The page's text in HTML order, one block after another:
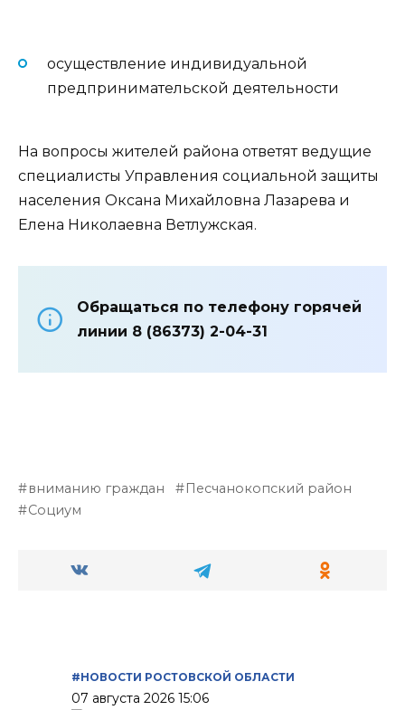
осуществление индивидуальной
предпринимательской деятельности
На вопросы жителей района ответят ведущие
специалисты Управления социальной защиты
населения Оксана Михайловна Лазарева и
Елена Николаевна Ветлужская.
Обращаться по телефону горячей
линии 8 (86373) 2-04-31
вниманию граждан
Песчанокопский район
Социум
#НОВОСТИ РОСТОВСКОЙ ОБЛАСТИ
07 августа 2026 15:06